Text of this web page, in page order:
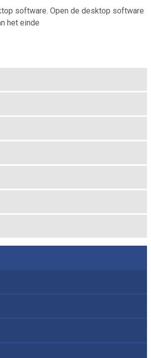
software. Open de desktop software
het einde